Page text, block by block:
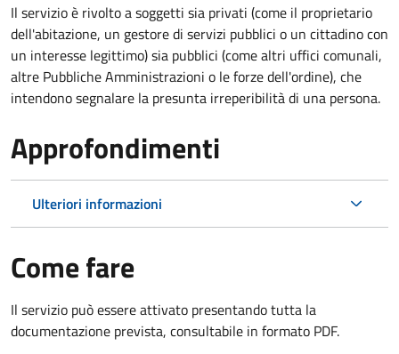
Il servizio è rivolto a soggetti sia privati (come il proprietario
dell'abitazione, un gestore di servizi pubblici o un cittadino con
un interesse legittimo) sia pubblici (come altri uffici comunali,
altre Pubbliche Amministrazioni o le forze dell'ordine), che
intendono segnalare la presunta irreperibilità di una persona.
Approfondimenti
Ulteriori informazioni
Come fare
Il servizio può essere attivato presentando tutta la
documentazione prevista, consultabile in formato PDF.